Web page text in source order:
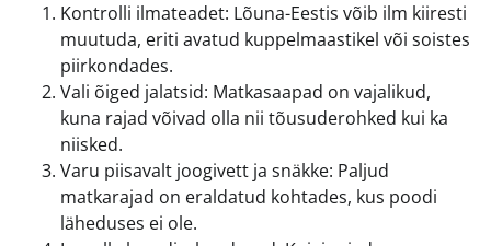
Kontrolli ilmateadet: Lõuna-Eestis võib ilm kiiresti
muutuda, eriti avatud kuppelmaastikel või soistes
piirkondades.
Vali õiged jalatsid: Matkasaapad on vajalikud,
kuna rajad võivad olla nii tõusuderohked kui ka
niisked.
Varu piisavalt joogivett ja snäkke: Paljud
matkarajad on eraldatud kohtades, kus poodi
läheduses ei ole.